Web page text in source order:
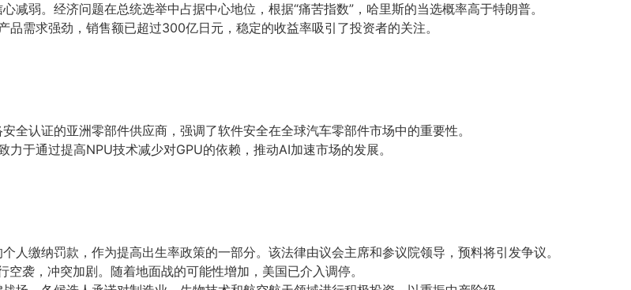
减弱。经济问题在总统选举中占据中心地位，根据“痛苦指数”，哈里斯的当选概率高于特朗普。
品需求强劲，销售额已超过300亿日元，稳定的收益率吸引了投资者的关注。
全认证的亚洲零部件供应商，强调了软件安全在全球汽车零部件市场中的重要性。
于通过提高NPU技术减少对GPU的依赖，推动AI加速市场的发展。
人缴纳罚款，作为提高出生率政策的一部分。该法律由议会主席和参议院领导，预料将引发争议。
袭，冲突加剧。随着地面战的可能性增加，美国已介入调停。